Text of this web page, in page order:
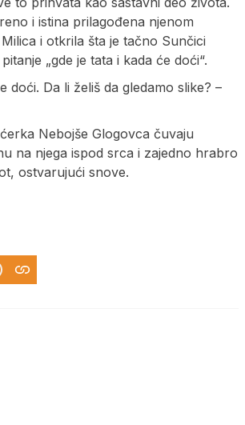
i istina prilagođena njenom
i otkrila šta je tačno Sunčici
„gde je tata i kada će doći“.
doći. Da li želiš da gledamo slike? –
Nebojše Glogovca čuvaju
na njega ispod srca i zajedno hrabro
ostvarujući snove.